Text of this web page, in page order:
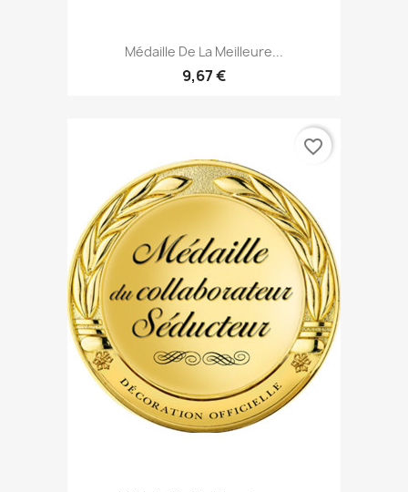
Médaille De La Meilleure...
9,67 €
favorite_border